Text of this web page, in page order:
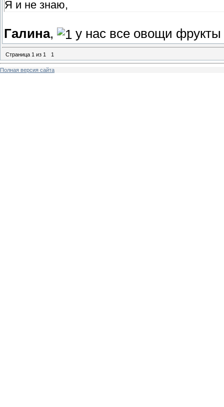
Я и не знаю,
Галина, у нас все овощи фрукты
Страница 1 из 1 1
Полная версия сайта